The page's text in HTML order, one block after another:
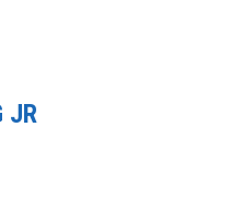
JR